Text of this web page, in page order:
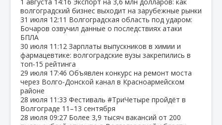
волгоградский бизнес выходит на зарубежные рынки
31 июля 12:11 Волгоградская область под ударом:
Бочаров озвучил данные о последствиях атаки
БПЛА
30 июля 11:12 Зарплаты выпускников в химии и
фармацевтике: волгоградские вузы закрепились в
топ‑15 рейтинга
29 июля 17:46 Объявлен конкурс на ремонт моста
через Волго‑Донской канал в Красноармейском
районе
28 июля 11:33 Фестиваль #ТриЧетыре пройдёт в
Волгограде 11–13 сентября
28 июля 09:27 Более 3,9 тысяч вакансий от 200